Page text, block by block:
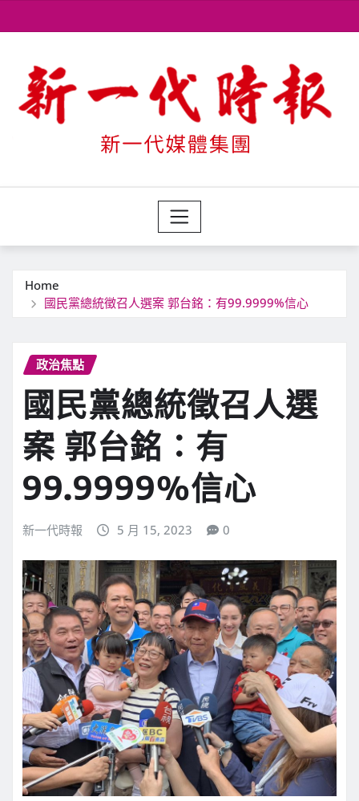
to
Home
國民黨總統徵召人選案 郭台銘：有99.9999%信心
政治焦點
國民黨總統徵召人選
案 郭台銘：有
99.9999%信心
新一代時報 5 月 15, 2023 0